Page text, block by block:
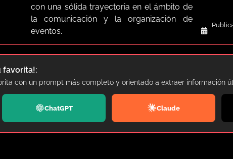
con una sólida trayectoria en el ámbito de
la comunicación y la organización de
eventos.
favorita!:
con un prompt más completo y orientado a extraer información
ChatGPT Claude